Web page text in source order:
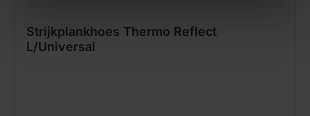
Strijkplankhoes Thermo Reflect
L/Universal